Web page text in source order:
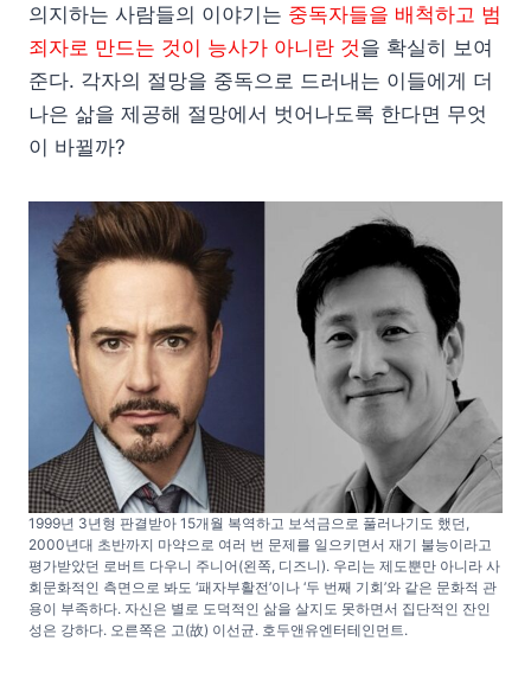
의지하는 사람들의 이야기는 중독자들을 배척하고 범
죄자로 만드는 것이 능사가 아니란 것을 확실히 보여
준다. 각자의 절망을 중독으로 드러내는 이들에게 더
나은 삶을 제공해 절망에서 벗어나도록 한다면 무엇
이 바뀔까?
1999년 3년형 판결받아 15개월 복역하고 보석금으로 풀러나기도 했던,
2000년대 초반까지 마약으로 여러 번 문제를 일으키면서 재기 불능이라고
평가받았던 로버트 다우니 주니어(왼쪽, 디즈니). 우리는 제도뿐만 아니라 사
회문화적인 측면으로 봐도 ‘패자부활전’이나 ‘두 번째 기회’와 같은 문화적 관
용이 부족하다. 자신은 별로 도덕적인 삶을 살지도 못하면서 집단적인 잔인
성은 강하다. 오른쪽은 고(故) 이선균. 호두앤유엔터테인먼트.